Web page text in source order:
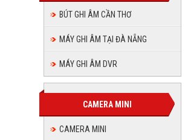
BÚT GHI ÂM CẦN THƠ
MÁY GHI ÂM TẠI ĐÀ NẴNG
MÁY GHI ÂM DVR
CAMERA MINI
CAMERA MINI